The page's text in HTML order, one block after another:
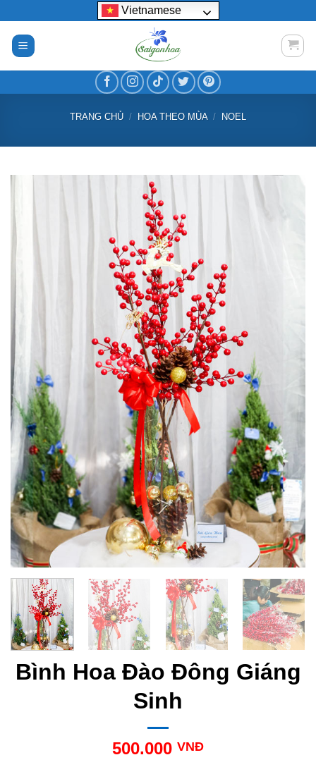
nội
dung
Vietnamese
TRANG CHỦ / HOA THEO MÙA / NOEL
Bình Hoa Đào Đông Giáng
Sinh
500.000 VNĐ